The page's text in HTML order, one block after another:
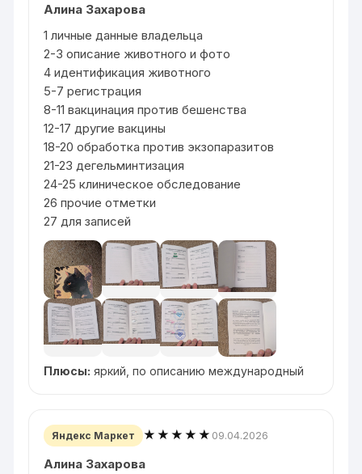
Алина Захарова
1 личные данные владельца
2-3 описание животного и фото
4 идентификация животного
5-7 регистрация
8-11 вакцинация против бешенства
12-17 другие вакцины
18-20 обработка против экзопаразитов
21-23 дегельминтизация
24-25 клиническое обследование
26 прочие отметки
27 для записей
Плюсы: яркий, по описанию международный
Яндекс Маркет ★★★★★ 09.04.2026
Алина Захарова